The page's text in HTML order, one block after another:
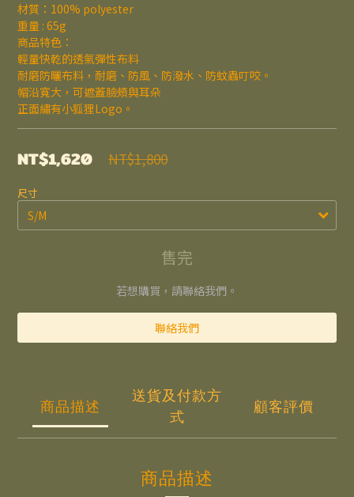
材質：100% polyester
重量 : 65g
商品特色：
輕量快乾的透氣彈性布料
耐磨防曬布料，耐磨、防風、防潑水、防蚊蟲叮咬。
帽沿寬大，可遮蓋臉頰與耳朵
正面繡有小狐狸Logo。
NT$1,620 NT$1,800
尺寸
售完
若想購買，請聯絡我們。
聯絡我們
商品描述
送貨及付款方
式
顧客評價
商品描述